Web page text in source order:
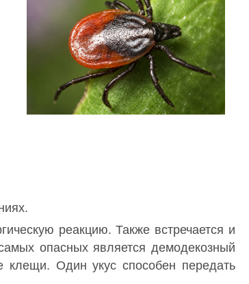
реакцию. Также встречается и
опасных является демодекозный
Один укус способен передать